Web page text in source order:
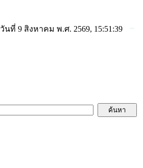
วันที่ 9 สิงหาคม พ.ศ. 2569, 15:51:39